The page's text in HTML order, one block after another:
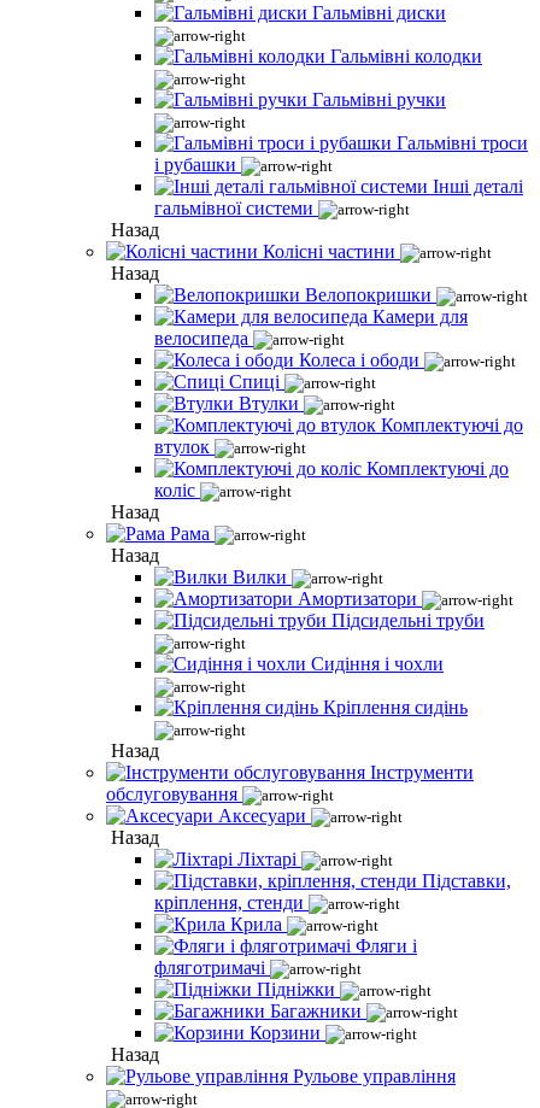
Гальмівні диски
Гальмівні колодки
Гальмівні ручки
Гальмівні троси
і рубашки
Інші деталі
гальмівної системи
Назад
Колісні частини
Назад
Велопокришки
Камери для
велосипеда
Колеса і ободи
Спиці
Втулки
Комплектуючі до
втулок
Комплектуючі до
коліс
Назад
Рама
Назад
Вилки
Амортизатори
Підсидельні труби
Сидіння і чохли
Кріплення сидінь
Назад
Інструменти
обслуговування
Аксесуари
Назад
Ліхтарі
Підставки,
кріплення, стенди
Крила
Фляги і
фляготримачі
Підніжки
Багажники
Корзини
Назад
Рульове управління